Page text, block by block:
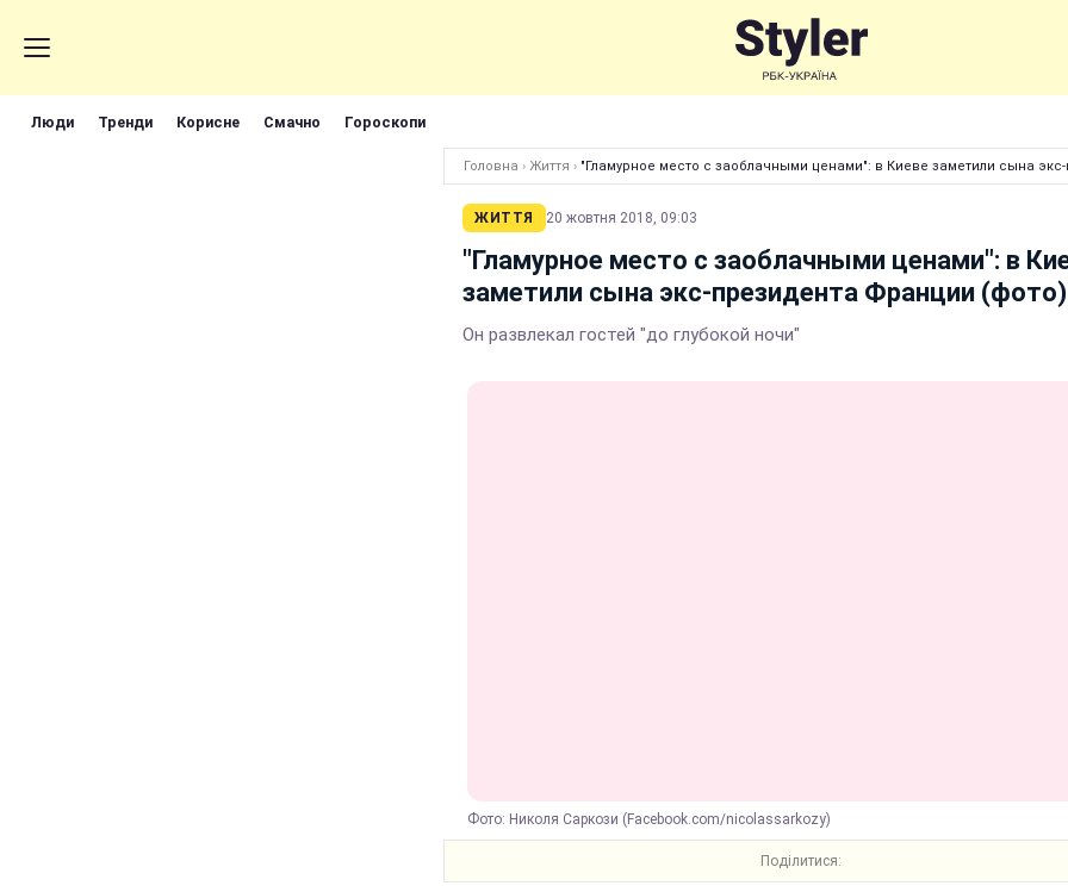
Люди Тренди Корисне Смачно Гороскопи
Головна › Життя › "Гламурное место с заоблачными ценами": в Киеве заметили сына
ЖИТТЯ 20 жовтня 2018, 09:03
"Гламурное место с заоблачными ценами": в
заметили сына экс-президента Франции (фото)
Он развлекал гостей "до глубокой ночи"
Фото: Николя Саркози (Facebook.com/nicolassarkozy)
Поділитися: